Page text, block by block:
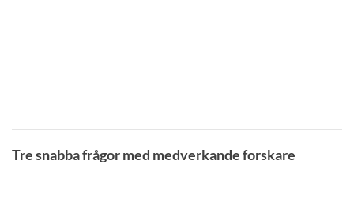
Tre snabba frågor med medverkande forskare